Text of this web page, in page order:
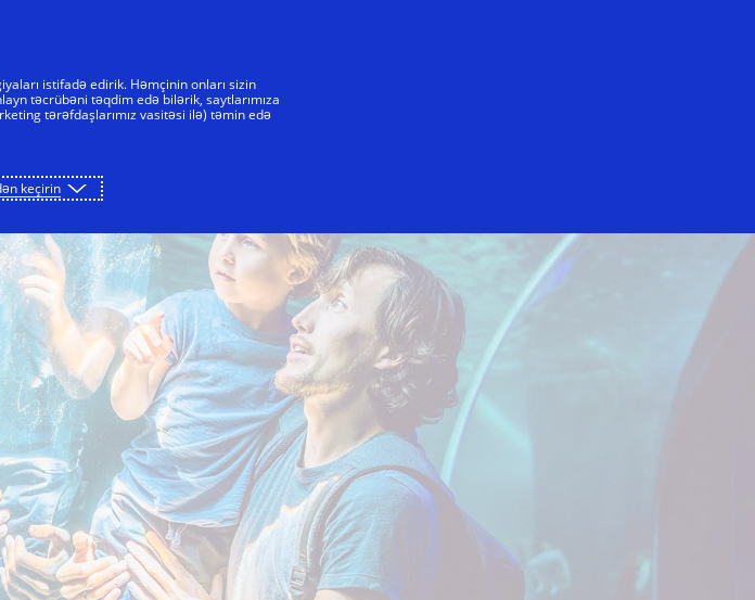
İNNOVATORLAR
istifadə edirik. Həmçinin onları sizin
təcrübəni təqdim edə bilərik, saytlarımıza
tərəfdaşlarımız vasitəsi ilə) təmin edə
keçirin